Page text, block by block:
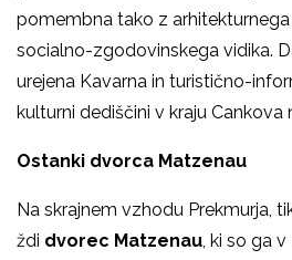
pomembna tako z
socialno-zgodovinskega vidika.
urejena Kavarna in turistično-
kulturni dediščini v kraju Cankova
Ostanki dvorca Matzenau
Na skrajnem vzhodu Prekmurja,
ždi dvorec Matzenau, ki so ga